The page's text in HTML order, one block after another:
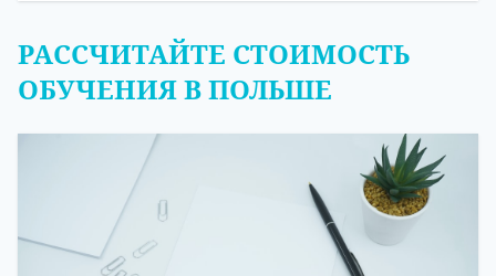
РАССЧИТАЙТЕ СТОИМОСТЬ
ОБУЧЕНИЯ В ПОЛЬШЕ